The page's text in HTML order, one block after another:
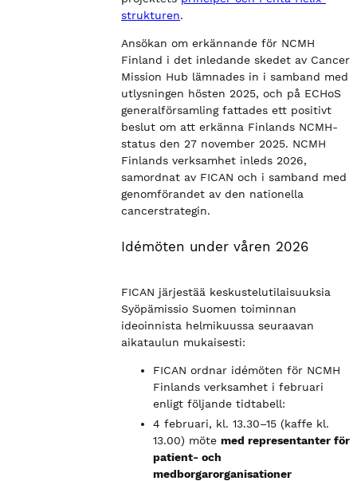
strukturen.
Ansökan om erkännande för NCMH
Finland i det inledande skedet av Cancer
Mission Hub lämnades in i samband med
utlysningen hösten 2025, och på ECHoS
generalförsamling fattades ett positivt
beslut om att erkänna Finlands NCMH-
status den 27 november 2025. NCMH
Finlands verksamhet inleds 2026,
samordnat av FICAN och i samband med
genomförandet av den nationella
cancerstrategin.
Idémöten under våren 2026
FICAN järjestää keskustelutilaisuuksia
Syöpämissio Suomen toiminnan
ideoinnista helmikuussa seuraavan
aikataulun mukaisesti:
FICAN ordnar idémöten för NCMH
Finlands verksamhet i februari
enligt följande tidtabell:
4 februari, kl. 13.30–15 (kaffe kl.
13.00) mötemed representanter för
patient- och
medborgarorganisationer